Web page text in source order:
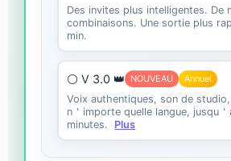
Des invites plus intelligentes. De
combinaisons. Une sortie plus
min.
⚪ V 3.0 👑 NOUVEAU Annuel
Voix authentiques, son de
n＇importe quelle langue, jusqu＇
minutes.
Plus